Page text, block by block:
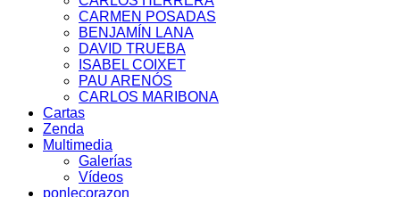
CARMEN POSADAS
BENJAMÍN LANA
DAVID TRUEBA
ISABEL COIXET
PAU ARENÓS
CARLOS MARIBONA
Cartas
Zenda
Multimedia
Galerías
Vídeos
ponlecorazon